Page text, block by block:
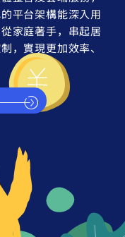
平台架構能深入用
家庭著手，串起居
，實現更加效率、